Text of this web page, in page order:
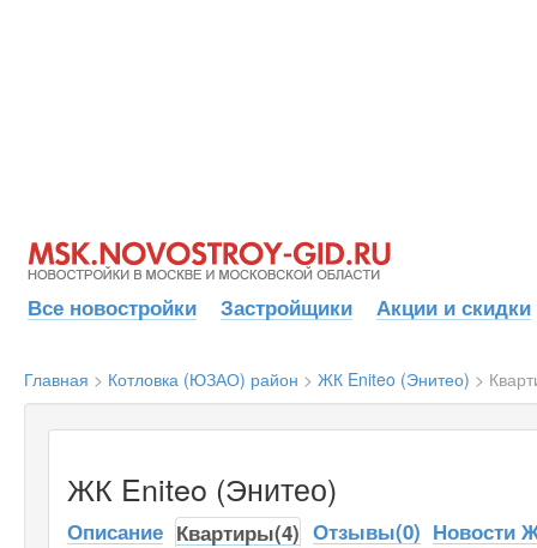
Все новостройки Застройщики Акции и скидки
Главная > Котловка (ЮЗАО) район > ЖК Eniteo (Энитео) >
ЖК Eniteo (Энитео)
Описание Квартиры(4) Отзывы(0) Новости